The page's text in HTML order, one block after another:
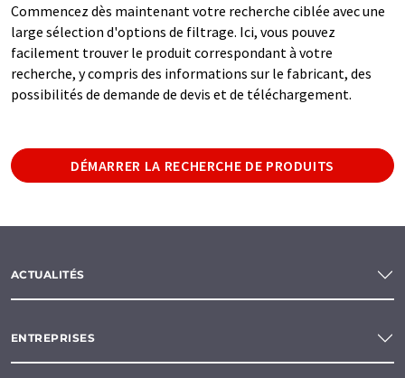
Commencez dès maintenant votre recherche ciblée avec une
large sélection d'options de filtrage. Ici, vous pouvez
facilement trouver le produit correspondant à votre
recherche, y compris des informations sur le fabricant, des
possibilités de demande de devis et de téléchargement.
DÉMARRER LA RECHERCHE DE PRODUITS
ACTUALITÉS
ENTREPRISES